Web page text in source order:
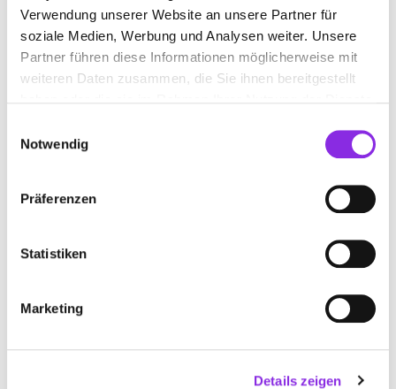
Verwendung unserer Website an unsere Partner für
soziale Medien, Werbung und Analysen weiter. Unsere
Partner führen diese Informationen möglicherweise mit
weiteren Daten zusammen, die Sie ihnen bereitgestellt
Notwendig
Präferenzen
Statistiken
Marketing
Details zeigen
STRAUB GMBH
Otto-Schott-Straße 33| 97877 Wertheim DE
www.straub-marbert.de